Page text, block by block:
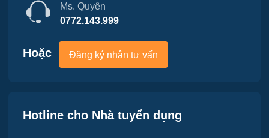
Nhân sự
Nội ngoại thất
Việc làm Bạch Đằng
Việc làm Lê Ích Mộc
Việc làm Gia Viên
Ms. Quyên
0772.143.999
Hoặc Đăng ký nhận tư vấn
Hotline cho Nhà tuyển dụng